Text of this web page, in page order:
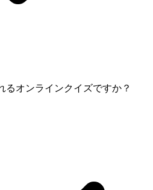
るオンラインクイズですか？